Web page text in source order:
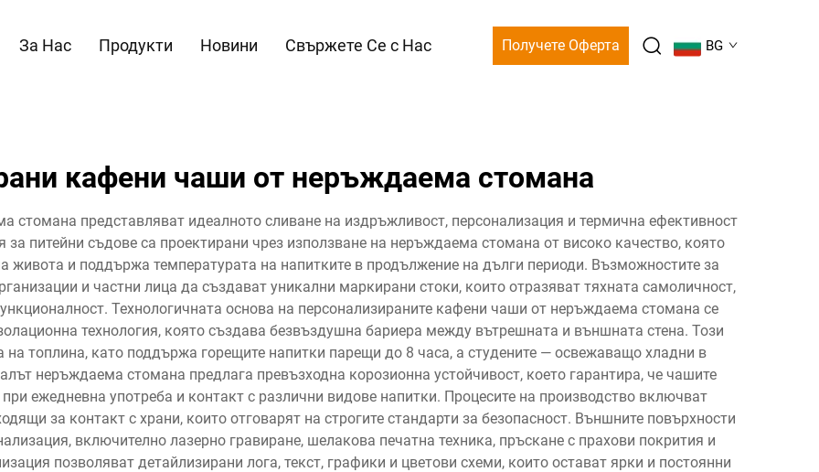
За Нас Продукти Новини Свържете Се с Нас Получете Оферта BG
кафени чаши от неръждаема стомана
стомана представляват идеалното сливане на издръжливост, персонализация и термична ефективност
питейни съдове са проектирани чрез използване на неръждаема стомана от високо качество, която
живота и поддържа температурата на напитките в продължение на дълги периоди. Възможностите за
и частни лица да създават уникални маркирани стоки, които отразяват тяхната самоличност,
Технологичната основа на персонализираните кафени чаши от неръждаема стомана се
технология, която създава безвъздушна бариера между вътрешната и външната стена. Този
на топлина, като поддържа горещите напитки парещи до 8 часа, а студените — освежаващо хладни в
неръждаема стомана предлага превъзходна корозионна устойчивост, което гарантира, че чашите
ежедневна употреба и контакт с различни видове напитки. Процесите на производство включват
за контакт с храни, които отговарят на строгите стандарти за безопасност. Външните повърхности
включително лазерно гравиране, шелакова печатна техника, пръскане с прахови покрития и
позволяват детайлизирани лога, текст, графики и цветови схеми, които остават ярки и постоянни